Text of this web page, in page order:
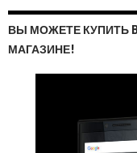
ВЫ МОЖЕТЕ КУПИТЬ
МАГАЗИНЕ!